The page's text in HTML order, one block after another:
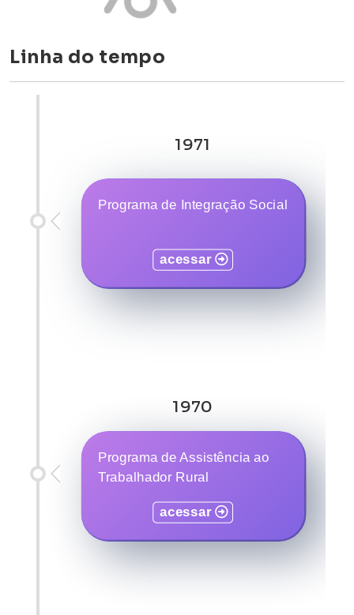
Linha do tempo
1970
Programa de Integração Social
acessar
1971
Programa de Assistência ao
Trabalhador Rural
acessar